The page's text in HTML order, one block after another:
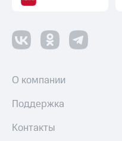
О компании
Поддержка
Контакты